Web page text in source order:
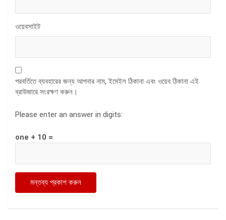
ওয়েবসাইট
পরবর্তিতে ব্যবহারের জন্য আপনার নাম, ইমেইল ঠিকানা এবং ওয়েব ঠিকানা এই
ব্রাউজারে সংরক্ষণ করুন।
Please enter an answer in digits:
one + 10 =